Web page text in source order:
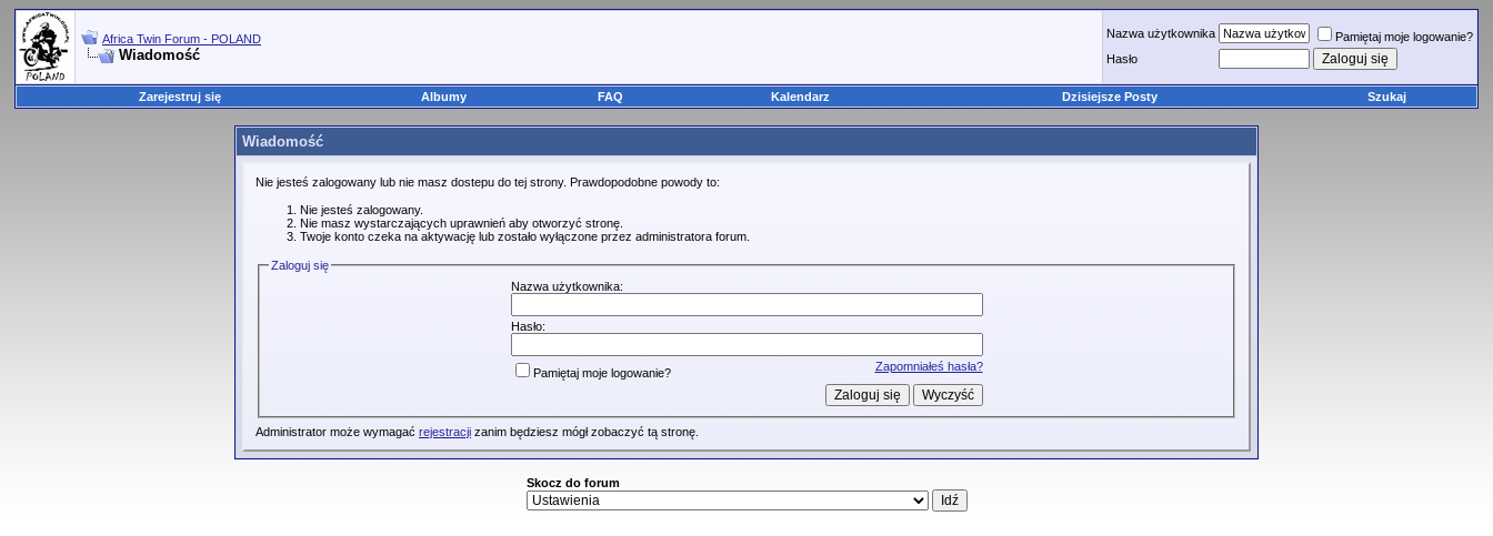
Africa Twin Forum - POLAND
Wiadomość
Nazwa użytkownika
Pamiętaj moje logowanie?
Hasło
Zarejestruj się Albumy FAQ Kalendarz Dzisiejsze Posty Szukaj
Wiadomość
Nie jesteś zalogowany lub nie masz dostepu do tej strony. Prawdopodobne powody to:
Nie jesteś zalogowany.
Nie masz wystarczających uprawnień aby otworzyć stronę.
Twoje konto czeka na aktywację lub zostało wyłączone przez administratora forum.
Zaloguj się
Nazwa użytkownika:
Hasło:
Zapomniałeś hasła?
Pamiętaj moje logowanie?
Administrator może wymagać rejestracji zanim będziesz mógł zobaczyć tą stronę.
Skocz do forum